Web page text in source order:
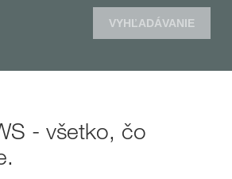
VYHĽADÁVANIE
- všetko, čo